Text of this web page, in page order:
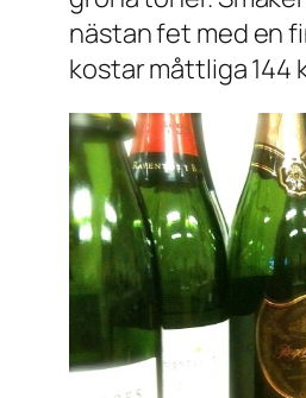
nästan fet med en
kostar måttliga 144